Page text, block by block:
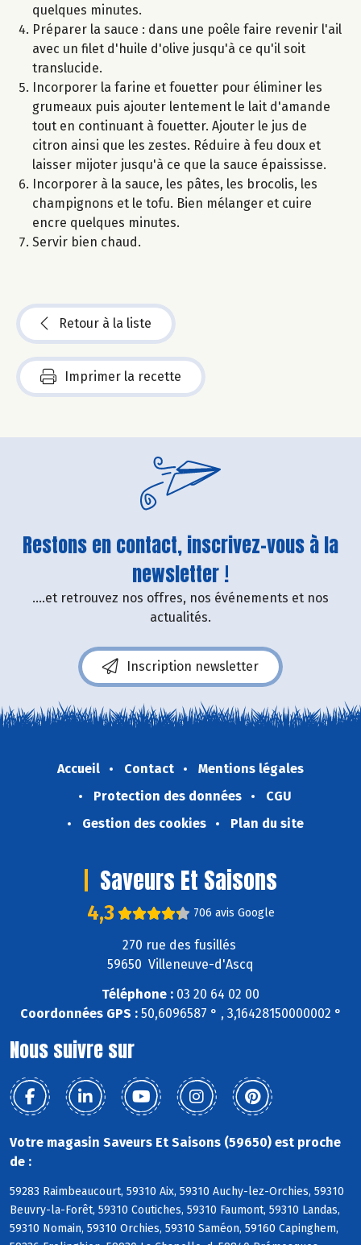
quelques minutes.
Préparer la sauce : dans une poêle faire revenir l'ail
avec un filet d'huile d'olive jusqu'à ce qu'il soit
translucide.
Incorporer la farine et fouetter pour éliminer les
grumeaux puis ajouter lentement le lait d'amande
tout en continuant à fouetter. Ajouter le jus de
citron ainsi que les zestes. Réduire à feu doux et
laisser mijoter jusqu'à ce que la sauce épaississe.
Incorporer à la sauce, les pâtes, les brocolis, les
champignons et le tofu. Bien mélanger et cuire
encre quelques minutes.
Servir bien chaud.
Retour à la liste
Imprimer la recette
Restons en contact, inscrivez-vous à la
newsletter !
....et retrouvez nos offres, nos événements et nos
actualités.
Inscription newsletter
Accueil Contact
Mentions légales
Protection des données
CGU
Gestion des cookies
Plan du site
Saveurs Et Saisons
4,3 706 avis Google
270 rue des fusillés
59650 Villeneuve-d'Ascq
Téléphone : 03 20 64 02 00
Coordonnées GPS :50,6096587 ° , 3,16428150000002 °
Nous suivre sur
Votre magasin Saveurs Et Saisons (59650) est proche
de :
59283 Raimbeaucourt, 59310 Aix, 59310 Auchy-lez-Orchies, 59310
Beuvry-la-Forêt, 59310 Coutiches, 59310 Faumont, 59310 Landas,
59310 Nomain, 59310 Orchies, 59310 Saméon, 59160 Capinghem,